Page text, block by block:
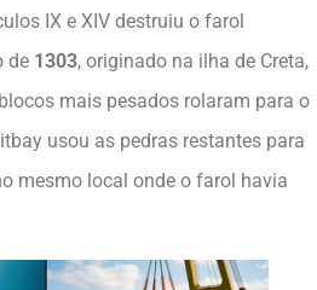
IX e XIV destruiu o farol
de 1303, originado na ilha de Creta,
mais pesados rolaram para o
usou as pedras restantes para
mesmo local onde o farol havia